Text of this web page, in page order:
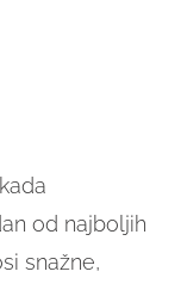
od najboljih
snažne,